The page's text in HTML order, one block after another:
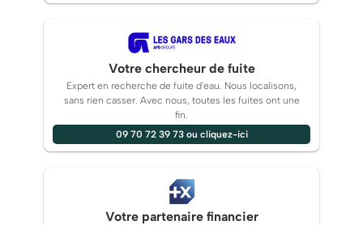
Votre chercheur de fuite
Expert en recherche de fuite d'eau. Nous localisons,
sans rien casser. Avec nous, toutes les fuites ont une
fin.
09 70 72 39 73 ou cliquez-ici
Votre partenaire financier